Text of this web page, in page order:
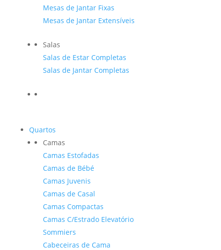
Mesas de Jantar Fixas
Mesas de Jantar Extensíveis
Salas
Salas de Estar Completas
Salas de Jantar Completas
Quartos
Camas
Camas Estofadas
Camas de Bébé
Camas Juvenis
Camas de Casal
Camas Compactas
Camas C/Estrado Elevatório
Sommiers
Cabeceiras de Cama